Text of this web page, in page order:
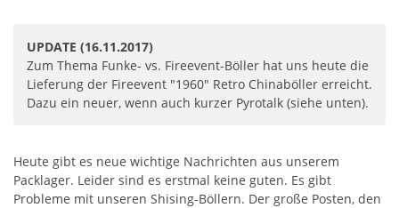
UPDATE (16.11.2017)
Zum Thema Funke- vs. Fireevent-Böller hat uns heute die
Lieferung der Fireevent "1960" Retro Chinaböller erreicht.
Dazu ein neuer, wenn auch kurzer Pyrotalk (siehe unten).
Heute gibt es neue wichtige Nachrichten aus unserem
Packlager. Leider sind es erstmal keine guten. Es gibt
Probleme mit unseren Shising-Böllern. Der große Posten, den